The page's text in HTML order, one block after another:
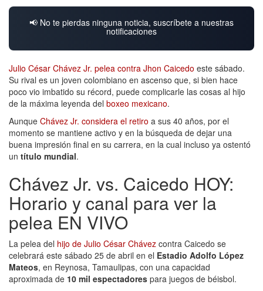
📢 No te pierdas ninguna noticia, suscríbete a nuestras
notificaciones
Julio César Chávez Jr. pelea contra Jhon Caicedo este sábado.
Su rival es un joven colombiano en ascenso que, si bien hace
poco vio imbatido su récord, puede complicarle las cosas al hijo
de la máxima leyenda del boxeo mexicano.
Aunque Chávez Jr. considera el retiro a sus 40 años, por el
momento se mantiene activo y en la búsqueda de dejar una
buena impresión final en su carrera, en la cual incluso ya ostentó
un título mundial.
Chávez Jr. vs. Caicedo HOY:
Horario y canal para ver la
pelea EN VIVO
La pelea del hijo de Julio César Chávez contra Caicedo se
celebrará este sábado 25 de abril en el Estadio Adolfo López
Mateos, en Reynosa, Tamaulipas, con una capacidad
aproximada de 10 mil espectadores para juegos de béisbol.